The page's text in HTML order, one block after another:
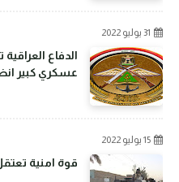
31 يوليو 2022
الدفاع
عسكري كبير
15 يوليو 2022
قوة امنية